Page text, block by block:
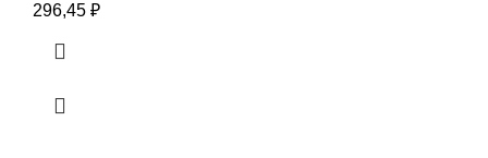
296,45 ₽